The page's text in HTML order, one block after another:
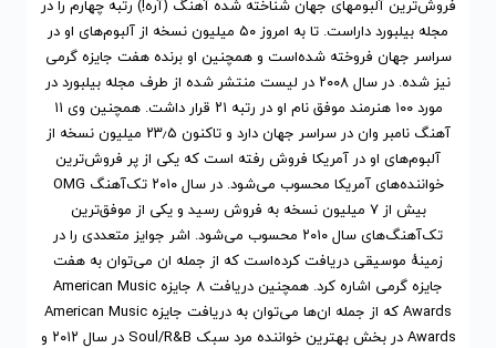
فروش‌ترین آلبومهای جهان شناخته شده آهنگ (آره!) رتبه چهارم را در
مجله بیلبورد داراست. تا به امروز ۵۰ میلیون نسخه از آلبوم‌های او در
سراسر جهان فروخته شده‌است و همچنین او برنده هفت جایزه گرمی
نیز شده. در سال ۲۰۰۸ در لیست منتشر شده از طرف مجله بیلبورد در
مورد ۱۰۰ هنرمند موفق نام او در رتبه ۲۱ قرار داشت. همچنین وی ۱۱
آهنگ نامبر وان در سراسر جهان دارد و تاکنون ۲۳٫۵ میلیون نسخه از
آلبوم‌های او در آمریکا فروش رفته است که یکی از پر فروش‌ترین
خواننده‌های آمریکا محسوب می‌شود. در سال ۲۰۱۰ تک‌آهنگ OMG
بیش از ۷ میلیون نسخه به فروش رسید و یکی از موفق‌ترین
تک‌آهنگ‌های سال ۲۰۱۰ محسوب می‌شود. اشر جوایز متعددی را در
زمینهٔ موسیقی دریافت کرده‌است که از جمله ان می‌توان به هفت
جایزه گرمی اشاره کرد. همچنین دریافت ۸ جایزه American Music
Awards که از جمله ان‌ها می‌توان به دریافت جایزه American Music
Awards در بخش بهترین خواننده مرد سبک Soul/R&B در سال ۲۰۱۲ و